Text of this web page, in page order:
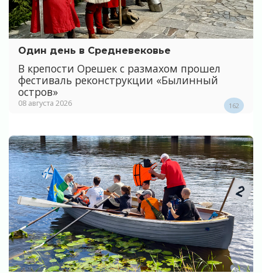
Один день в Средневековье
В крепости Орешек с размахом прошел
фестиваль реконструкции «Былинный
остров»
08 августа 2026 162